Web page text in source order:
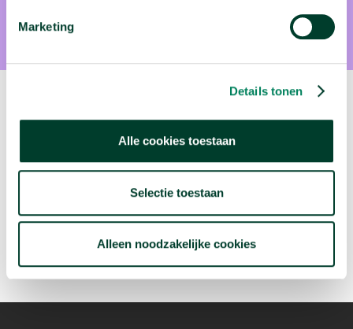
Marketing
Details tonen
Alle cookies toestaan
Selectie toestaan
Alleen noodzakelijke cookies
het spel en weet hoe onderhandelingen verlopen.
Volgende video: